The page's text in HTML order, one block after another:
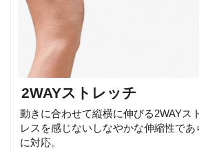
2WAYストレッチ
動きに合わせて縦横に伸びる2WAYス
レスを感じないしなやかな伸縮性で
に対応。